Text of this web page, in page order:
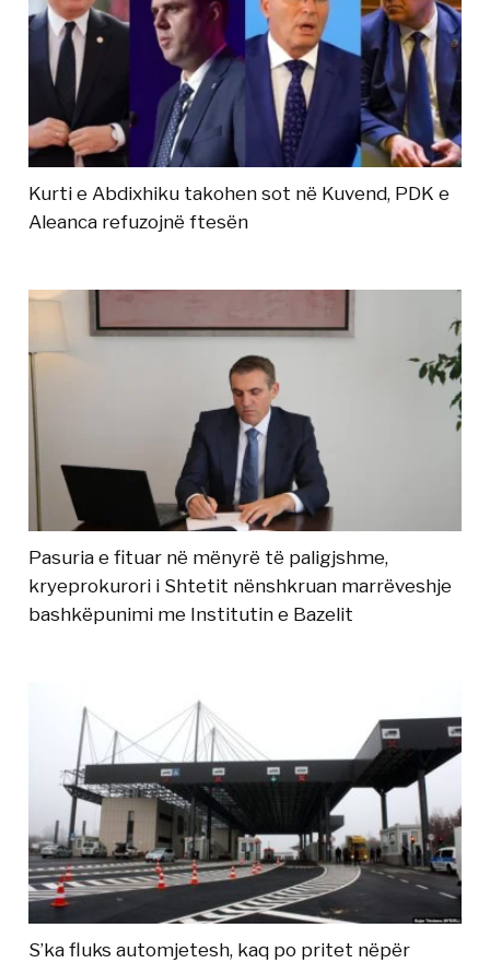
Kurti e Abdixhiku takohen sot në Kuvend, PDK e
Aleanca refuzojnë ftesën
Pasuria e fituar në mënyrë të paligjshme,
kryeprokurori i Shtetit nënshkruan marrëveshje
bashkëpunimi me Institutin e Bazelit
S’ka fluks automjetesh, kaq po pritet nëpër